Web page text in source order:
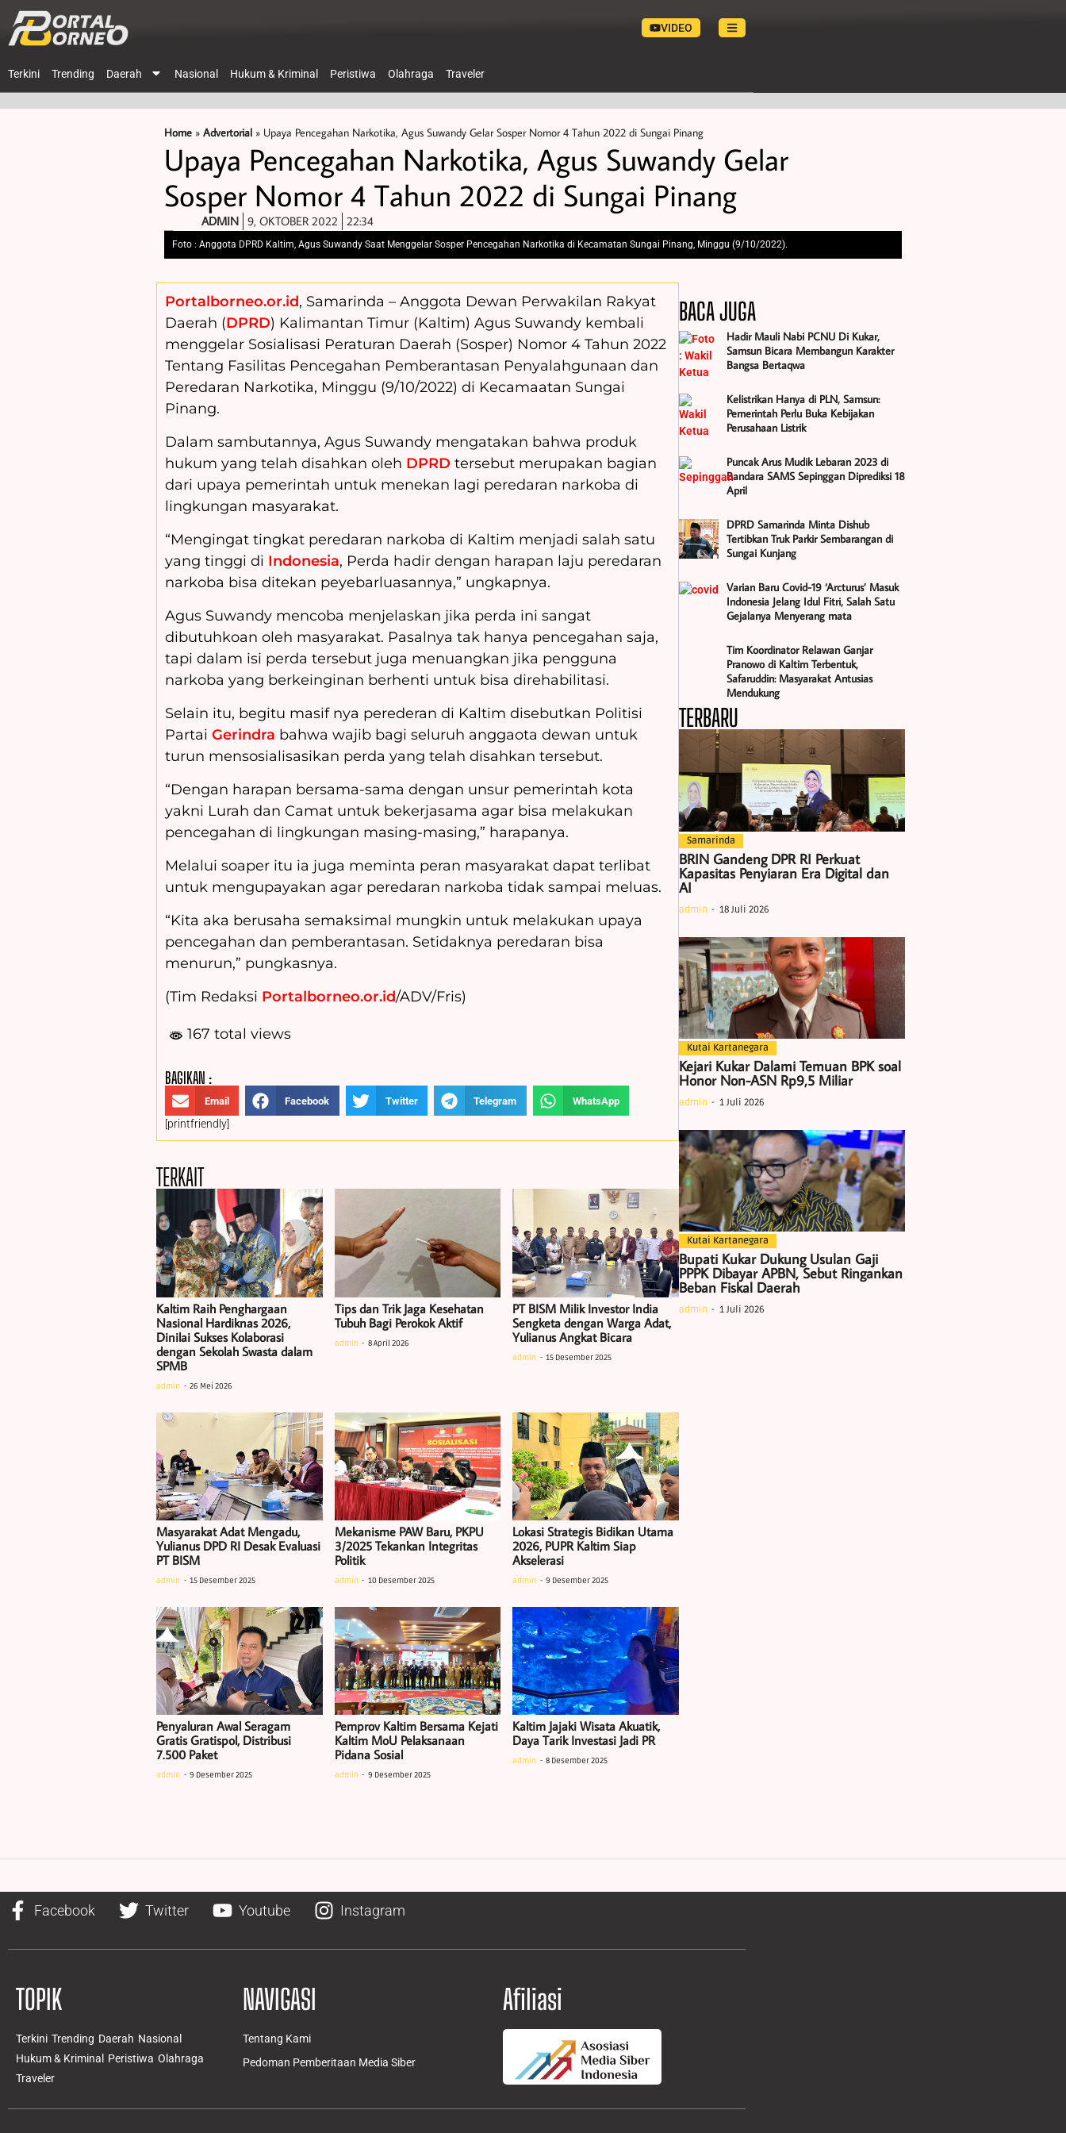
VIDEO
Terkini Trending Daerah Nasional Hukum & Kriminal Peristiwa Olahraga Traveler
Home » Advertorial » Upaya Pencegahan Narkotika, Agus Suwandy Gelar Sosper Nomor 4 Tahun 2022 di Sungai Pinang
Upaya Pencegahan Narkotika, Agus Suwandy Gelar
Sosper Nomor 4 Tahun 2022 di Sungai Pinang
ADMIN 9, OKTOBER 2022 22:34
Foto : Anggota DPRD Kaltim, Agus Suwandy Saat Menggelar Sosper Pencegahan Narkotika di Kecamatan Sungai Pinang, Minggu (9/10/2022).
Portalborneo.or.id, Samarinda – Anggota Dewan Perwakilan Rakyat
Daerah (DPRD) Kalimantan Timur (Kaltim) Agus Suwandy kembali
menggelar Sosialisasi Peraturan Daerah (Sosper) Nomor 4 Tahun 2022
Tentang Fasilitas Pencegahan Pemberantasan Penyalahgunaan dan
Peredaran Narkotika, Minggu (9/10/2022) di Kecamaatan Sungai
Pinang.
Dalam sambutannya, Agus Suwandy mengatakan bahwa produk
hukum yang telah disahkan oleh DPRD tersebut merupakan bagian
dari upaya pemerintah untuk menekan lagi peredaran narkoba di
lingkungan masyarakat.
“Mengingat tingkat peredaran narkoba di Kaltim menjadi salah satu
yang tinggi di Indonesia, Perda hadir dengan harapan laju peredaran
narkoba bisa ditekan peyebarluasannya,” ungkapnya.
Agus Suwandy mencoba menjelaskan jika perda ini sangat
dibutuhkoan oleh masyarakat. Pasalnya tak hanya pencegahan saja,
tapi dalam isi perda tersebut juga menuangkan jika pengguna
narkoba yang berkeinginan berhenti untuk bisa direhabilitasi.
Selain itu, begitu masif nya perederan di Kaltim disebutkan Politisi
Partai Gerindra bahwa wajib bagi seluruh anggaota dewan untuk
turun mensosialisasikan perda yang telah disahkan tersebut.
“Dengan harapan bersama-sama dengan unsur pemerintah kota
yakni Lurah dan Camat untuk bekerjasama agar bisa melakukan
pencegahan di lingkungan masing-masing,” harapanya.
Melalui soaper itu ia juga meminta peran masyarakat dapat terlibat
untuk mengupayakan agar peredaran narkoba tidak sampai meluas.
“Kita aka berusaha semaksimal mungkin untuk melakukan upaya
pencegahan dan pemberantasan. Setidaknya peredaran bisa
menurun,” pungkasnya.
(Tim Redaksi Portalborneo.or.id/ADV/Fris)
167 total views
BAGIKAN :
Email Facebook Twitter Telegram WhatsApp
[printfriendly]
TERKAIT
Kaltim Raih Penghargaan
Nasional Hardiknas 2026,
Dinilai Sukses Kolaborasi
dengan Sekolah Swasta dalam
SPMB
admin 26 Mei 2026
Tips dan Trik Jaga Kesehatan
Tubuh Bagi Perokok Aktif
admin 8 April 2026
PT BISM Milik Investor India
Sengketa dengan Warga Adat,
Yulianus Angkat Bicara
admin 15 Desember 2025
Masyarakat Adat Mengadu,
Yulianus DPD RI Desak Evaluasi
PT BISM
admin 15 Desember 2025
Mekanisme PAW Baru, PKPU
3/2025 Tekankan Integritas
Politik
admin 10 Desember 2025
Lokasi Strategis Bidikan Utama
2026, PUPR Kaltim Siap
Akselerasi
admin 9 Desember 2025
Penyaluran Awal Seragam
Gratis Gratispol, Distribusi
7.500 Paket
admin 9 Desember 2025
Pemprov Kaltim Bersama Kejati
Kaltim MoU Pelaksanaan
Pidana Sosial
admin 9 Desember 2025
Kaltim Jajaki Wisata Akuatik,
Daya Tarik Investasi Jadi PR
admin 8 Desember 2025
BACA JUGA
Hadir Mauli Nabi PCNU Di Kukar,
Samsun Bicara Membangun Karakter
Bangsa Bertaqwa
Kelistrikan Hanya di PLN, Samsun:
Pemerintah Perlu Buka Kebijakan
Perusahaan Listrik
Puncak Arus Mudik Lebaran 2023 di
Bandara SAMS Sepinggan Diprediksi 18
April
DPRD Samarinda Minta Dishub
Tertibkan Truk Parkir Sembarangan di
Sungai Kunjang
Varian Baru Covid-19 ‘Arcturus’ Masuk
Indonesia Jelang Idul Fitri, Salah Satu
Gejalanya Menyerang mata
Tim Koordinator Relawan Ganjar
Pranowo di Kaltim Terbentuk,
Safaruddin: Masyarakat Antusias
Mendukung
TERBARU
Samarinda
BRIN Gandeng DPR RI Perkuat
Kapasitas Penyiaran Era Digital dan
AI
admin 18 Juli 2026
Kutai Kartanegara
Kejari Kukar Dalami Temuan BPK soal
Honor Non-ASN Rp9,5 Miliar
admin 1 Juli 2026
Kutai Kartanegara
Bupati Kukar Dukung Usulan Gaji
PPPK Dibayar APBN, Sebut Ringankan
Beban Fiskal Daerah
admin 1 Juli 2026
Facebook Twitter Youtube Instagram
TOPIK
Terkini Trending Daerah Nasional
Hukum & Kriminal
Peristiwa Olahraga
Traveler
NAVIGASI
Tentang Kami
Pedoman Pemberitaan Media Siber
Afiliasi